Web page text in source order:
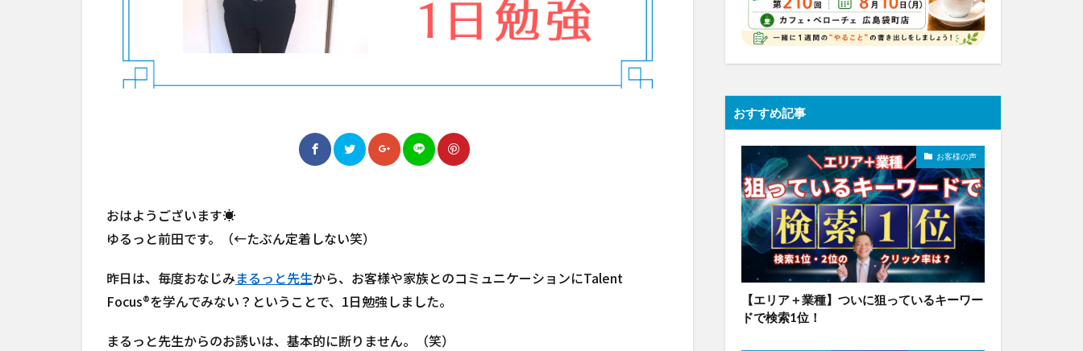
おはようございます☀
ゆるっと前田です。（←たぶん定着しない笑）
昨日は、毎度おなじみまるっと先生から、お客様や家族とのコミュニケーションにTalent
Focus®を学んでみない？ということで、1日勉強しました。
まるっと先生からのお誘いは、基本的に断りません。（笑）
おすすめ記事
お客様の声
【エリア＋業種】ついに狙っているキーワー
ドで検索1位！